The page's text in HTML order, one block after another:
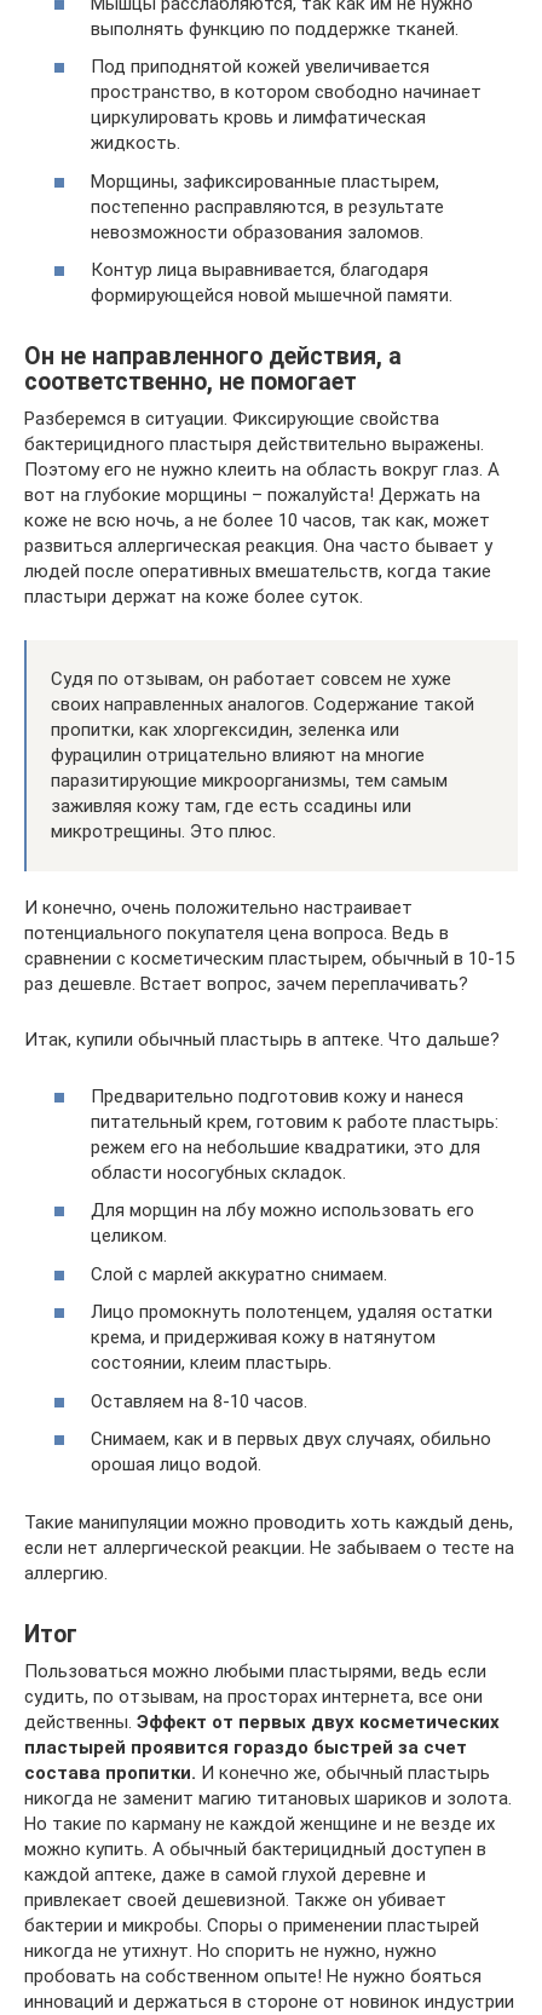
выполнять функцию по поддержке тканей.
Под приподнятой кожей увеличивается
пространство, в котором свободно начинает
циркулировать кровь и лимфатическая
жидкость.
Морщины, зафиксированные пластырем,
постепенно расправляются, в результате
невозможности образования заломов.
Контур лица выравнивается, благодаря
формирующейся новой мышечной памяти.
Он не направленного действия, а
соответственно, не помогает
Разберемся в ситуации. Фиксирующие свойства
бактерицидного пластыря действительно выражены.
Поэтому его не нужно клеить на область вокруг глаз. А
вот на глубокие морщины – пожалуйста! Держать на
коже не всю ночь, а не более 10 часов, так как, может
развиться аллергическая реакция. Она часто бывает у
людей после оперативных вмешательств, когда такие
пластыри держат на коже более суток.
Судя по отзывам, он работает совсем не хуже
своих направленных аналогов. Содержание такой
пропитки, как хлоргексидин, зеленка или
фурацилин отрицательно влияют на многие
паразитирующие микроорганизмы, тем самым
заживляя кожу там, где есть ссадины или
микротрещины. Это плюс.
И конечно, очень положительно настраивает
потенциального покупателя цена вопроса. Ведь в
сравнении с косметическим пластырем, обычный в 10-15
раз дешевле. Встает вопрос, зачем переплачивать?
Итак, купили обычный пластырь в аптеке. Что дальше?
Предварительно подготовив кожу и нанеся
питательный крем, готовим к работе пластырь:
режем его на небольшие квадратики, это для
области носогубных складок.
Для морщин на лбу можно использовать его
целиком.
Слой с марлей аккуратно снимаем.
Лицо промокнуть полотенцем, удаляя остатки
крема, и придерживая кожу в натянутом
состоянии, клеим пластырь.
Оставляем на 8-10 часов.
Снимаем, как и в первых двух случаях, обильно
орошая лицо водой.
Такие манипуляции можно проводить хоть каждый день,
если нет аллергической реакции. Не забываем о тесте на
аллергию.
Итог
Пользоваться можно любыми пластырями, ведь если
судить, по отзывам, на просторах интернета, все они
действенны. Эффект от первых двух косметических
пластырей проявится гораздо быстрей за счет
состава пропитки. И конечно же, обычный пластырь
никогда не заменит магию титановых шариков и золота.
Но такие по карману не каждой женщине и не везде их
можно купить. А обычный бактерицидный доступен в
каждой аптеке, даже в самой глухой деревне и
привлекает своей дешевизной. Также он убивает
бактерии и микробы. Споры о применении пластырей
никогда не утихнут. Но спорить не нужно, нужно
пробовать на собственном опыте! Не нужно бояться
инноваций и держаться в стороне от новинок индустрии